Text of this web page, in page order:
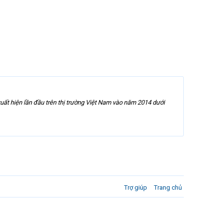
hiện lần đầu trên thị trường Việt Nam vào năm 2014 dưới
Trợ giúp Trang chủ